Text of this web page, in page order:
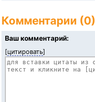
Комментарии (0)
Ваш комментарий:
[цитировать]